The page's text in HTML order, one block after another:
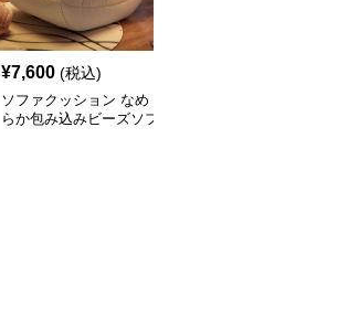
¥7,600 (税込)
ソファクッション なめ
らか包み込みビーズソフ